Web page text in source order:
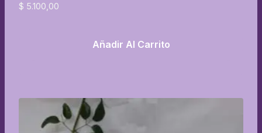
$ 5.100,00
Añadir Al Carrito